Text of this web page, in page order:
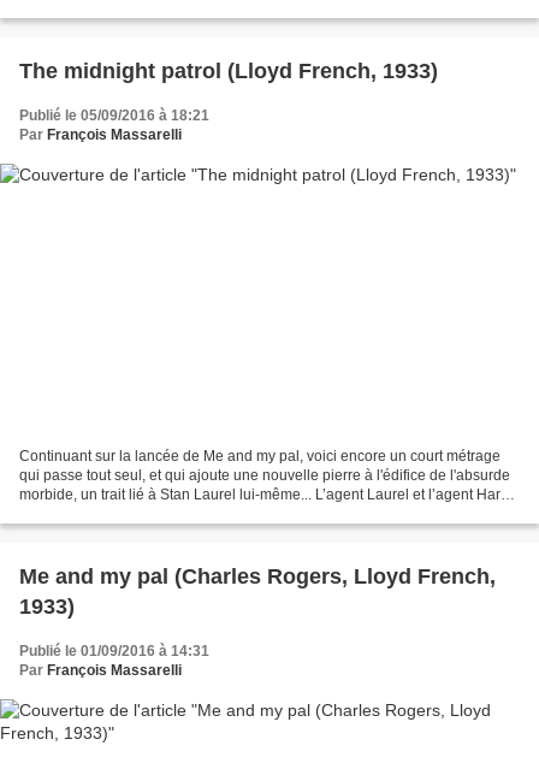
The midnight patrol (Lloyd French, 1933)
Publié le 05/09/2016 à 18:21
Par François Massarelli
Continuant sur la lancée de Me and my pal, voici encore un court métrage
qui passe tout seul, et qui ajoute une nouvelle pierre à l'édifice de l'absurde
morbide, un trait lié à Stan Laurel lui-même... L’agent Laurel et l’agent Hardy
Me and my pal (Charles Rogers, Lloyd French,
1933)
Publié le 01/09/2016 à 14:31
Par François Massarelli